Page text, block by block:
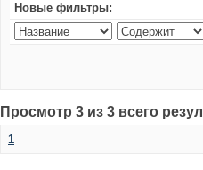
Новые фильтры:
Просмотр 3 из 3 всего
1